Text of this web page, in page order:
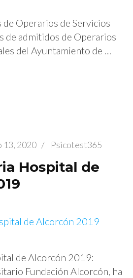
Operarios de Servicios
de admitidos de Operarios
del Ayuntamiento de …
13, 2020 / Psicotest365
Hospital de
de Alcorcón 2019:
Fundación Alcorcón, ha